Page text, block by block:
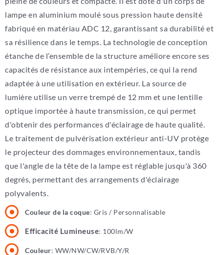
lampe en aluminium moulé sous pression haute densité
fabriqué en matériau ADC 12, garantissant sa durabilité et
sa résilience dans le temps. La technologie de conception
étanche de l’ensemble de la structure améliore encore ses
capacités de résistance aux intempéries, ce qui la rend
adaptée à une utilisation en extérieur. La source de
lumière utilise un verre trempé de 12 mm et une lentille
optique importée à haute transmission, ce qui permet
d'obtenir des performances d'éclairage de haute qualité.
Le traitement de pulvérisation extérieur anti-UV protège
le projecteur des dommages environnementaux, tandis
que l'angle de la tête de la lampe est réglable jusqu'à 360
degrés, permettant des arrangements d'éclairage
polyvalents.
Couleur de la coque: Gris / Personnalisable
Efficacité Lumineuse: 100lm/W
Couleur: WW/NW/CW/RVB/Y/R